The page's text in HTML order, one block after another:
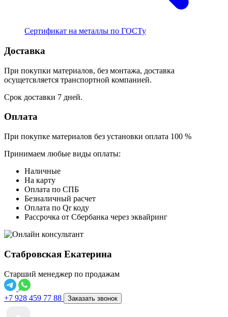
Сертификат на металлы по ГОСТу
Доставка
При покупки материалов, без монтажа, доставка
осущетсвляется транспортной компанией.
Срок доставки 7 дней.
Оплата
При покупке материалов без установки оплата 100 %
Принимаем любые виды оплаты:
Наличные
На карту
Оплата по СПБ
Безналичный расчет
Оплата по Qr коду
Рассрочка от Сбербанка через эквайринг
Стабровская Екатерина
Старший менеджер по продажам
+7 928 459 77 88 Заказать звонок